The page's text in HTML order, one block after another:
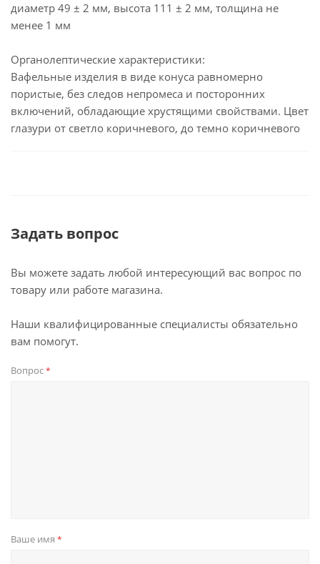
диаметр 49 ± 2 мм, высота 111 ± 2 мм, толщина не
менее 1 мм
Органолептические характеристики:
Вафельные изделия в виде конуса равномерно
пористые, без следов непромеса и посторонних
включений, обладающие хрустящими свойствами. Цвет
глазури от светло коричневого, до темно коричневого
Задать вопрос
Вы можете задать любой интересующий вас вопрос по
товару или работе магазина.
Наши квалифицированные специалисты обязательно
вам помогут.
Вопрос*
Ваше имя *